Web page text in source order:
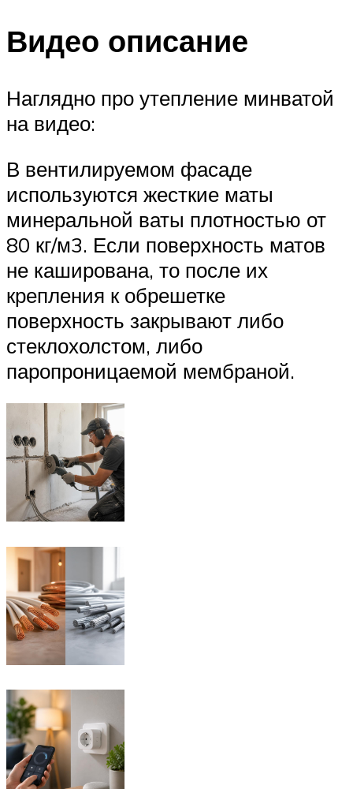
Видео описание
Наглядно про утепление минватой
на видео:
В вентилируемом фасаде
используются жесткие маты
минеральной ваты плотностью от
80 кг/м3. Если поверхность матов
не каширована, то после их
крепления к обрешетке
поверхность закрывают либо
стеклохолстом, либо
паропроницаемой мембраной.